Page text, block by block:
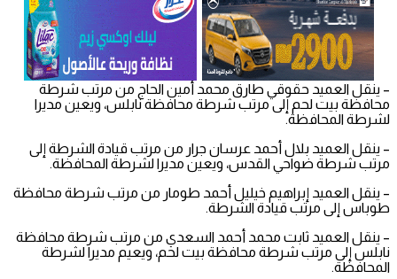
– ينقل العميد حقوقي طارق محمد أمين الحاج من مرتب شرطة
محافظة بيت لحم إلى مرتب شرطة محافظة نابلس، ويعين مديرا
لشرطة المحافظة.
– ينقل العميد بلال أحمد عرسان جرار من مرتب قيادة الشرطة إلى
مرتب شرطة ضواحي القدس، ويعين مديرا لشرطة المحافظة.
– ينقل العميد إبراهيم خيليل أحمد طومار من مرتب شرطة محافظة
طوباس إلى مرتب قيادة الشرطة.
– ينقل العميد ثابت محمد أحمد السعدي من مرتب شرطة محافظة
نابلس إلى مرتب شرطة محافظة بيت لحم، ويعيم مديرا لشرطة
المحافظة.